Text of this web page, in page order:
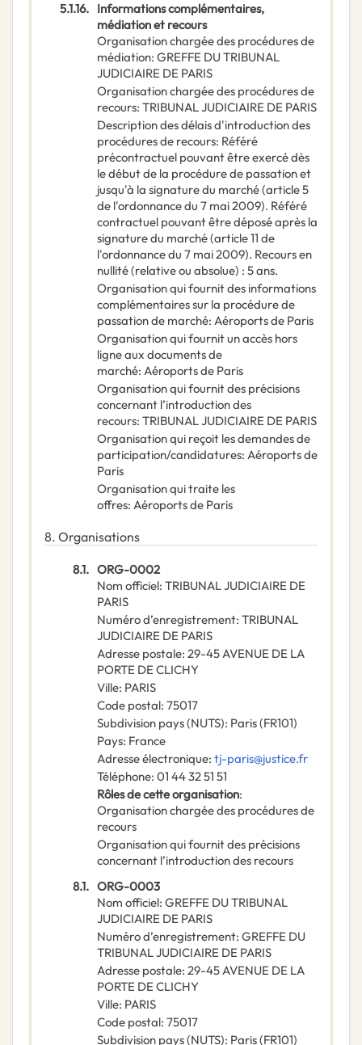
5.1.16. Informations complémentaires,
médiation et recours
Organisation chargée des procédures de
médiation: GREFFE DU TRIBUNAL
JUDICIAIRE DE PARIS
Organisation chargée des procédures de
recours: TRIBUNAL JUDICIAIRE DE PARIS
Description des délais d'introduction des
procédures de recours: Référé
précontractuel pouvant être exercé dès
le début de la procédure de passation et
jusqu'à la signature du marché (article 5
de l'ordonnance du 7 mai 2009). Référé
contractuel pouvant être déposé après la
signature du marché (article 11 de
l'ordonnance du 7 mai 2009). Recours en
nullité (relative ou absolue) : 5 ans.
Organisation qui fournit des informations
complémentaires sur la procédure de
passation de marché: Aéroports de Paris
Organisation qui fournit un accès hors
ligne aux documents de
marché: Aéroports de Paris
Organisation qui fournit des précisions
concernant l’introduction des
recours: TRIBUNAL JUDICIAIRE DE PARIS
Organisation qui reçoit les demandes de
participation/candidatures: Aéroports de
Paris
Organisation qui traite les
offres: Aéroports de Paris
8. Organisations
8.1. ORG-0002
Nom officiel: TRIBUNAL JUDICIAIRE DE
PARIS
Numéro d’enregistrement: TRIBUNAL
JUDICIAIRE DE PARIS
Adresse postale: 29-45 AVENUE DE LA
PORTE DE CLICHY
Ville: PARIS
Code postal: 75017
Subdivision pays (NUTS): Paris(FR101)
Pays: France
Adresse électronique: tj-paris@justice.fr
Téléphone: 01 44 32 51 51
Rôles de cette organisation:
Organisation chargée des procédures de
recours
Organisation qui fournit des précisions
concernant l’introduction des recours
8.1. ORG-0003
Nom officiel: GREFFE DU TRIBUNAL
JUDICIAIRE DE PARIS
Numéro d’enregistrement: GREFFE DU
TRIBUNAL JUDICIAIRE DE PARIS
Adresse postale: 29-45 AVENUE DE LA
PORTE DE CLICHY
Ville: PARIS
Code postal: 75017
Subdivision pays (NUTS): Paris(FR101)